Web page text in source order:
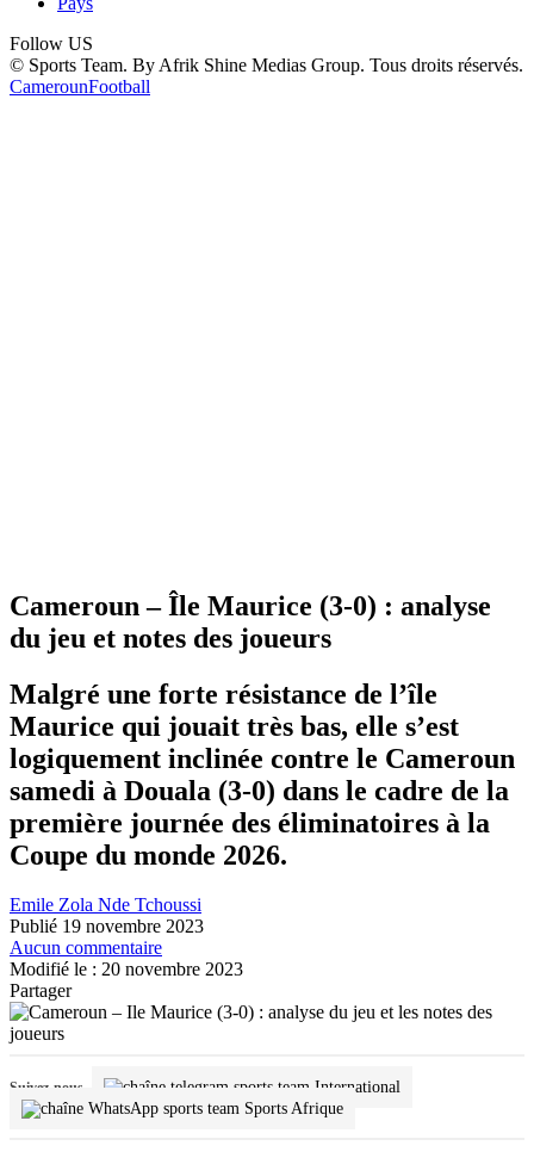
Follow US
© Sports Team. By Afrik Shine Medias Group. Tous droits réservés.
CamerounFootball
Cameroun – Île Maurice (3-0) : analyse
du jeu et notes des joueurs
Malgré une forte résistance de l’île
Maurice qui jouait très bas, elle s’est
logiquement inclinée contre le Cameroun
samedi à Douala (3-0) dans le cadre de la
première journée des éliminatoires à la
Coupe du monde 2026.
Emile Zola Nde Tchoussi
Publié 19 novembre 2023
Aucun commentaire
Modifié le : 20 novembre 2023
Partager
Suivez-nous
International
Sports Afrique